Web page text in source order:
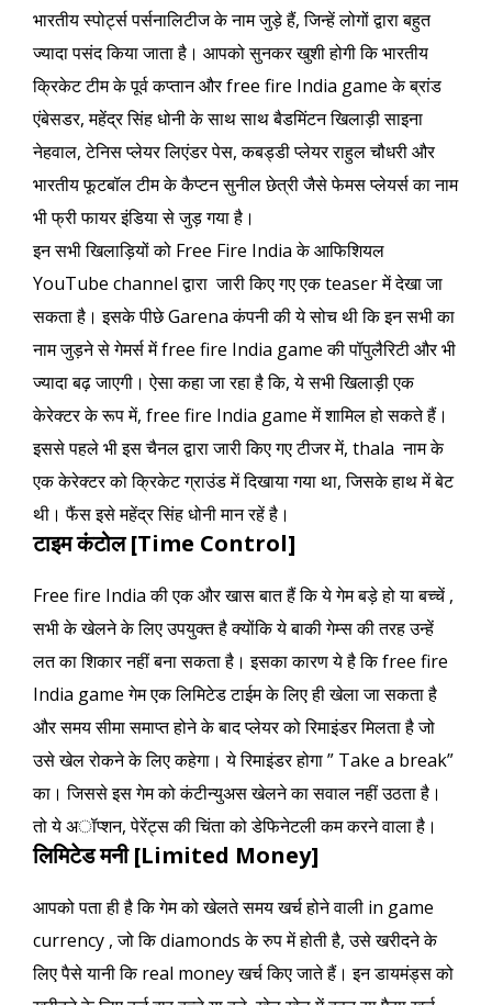
भारतीय स्पोर्ट्स पर्सनालिटीज के नाम जुड़े हैं, जिन्हें लोगों द्वारा बहुत
ज्यादा पसंद किया जाता है। आपको सुनकर खुशी होगी कि भारतीय
क्रिकेट टीम के पूर्व कप्तान और free fire India game के ब्रांड
एंबेसडर, महेंद्र सिंह धोनी के साथ साथ बैडमिंटन खिलाड़ी साइना
नेहवाल, टेनिस प्लेयर लिएंडर पेस, कबड्डी प्लेयर राहुल चौधरी और
भारतीय फूटबॉल टीम के कैप्टन सुनील छेत्री जैसे फेमस प्लेयर्स का नाम
भी फ्री फायर इंडिया से जुड़ गया है।
इन सभी खिलाड़ियों को Free Fire India के आफिशियल
YouTube channel द्वारा जारी किए गए एक teaser में देखा जा
सकता है। इसके पीछे Garena कंपनी की ये सोच थी कि इन सभी का
नाम जुड़ने से गेमर्स में free fire India game की पॉपुलैरिटी और भी
ज्यादा बढ़ जाएगी। ऐसा कहा जा रहा है कि, ये सभी खिलाड़ी एक
केरेक्टर के रूप में, free fire India game में शामिल हो सकते हैं।
इससे पहले भी इस चैनल द्वारा जारी किए गए टीजर में, thala नाम के
एक केरेक्टर को क्रिकेट ग्राउंड में दिखाया गया था, जिसके हाथ में बेट
थी। फैंस इसे महेंद्र सिंह धोनी मान रहें है।
टाइम कंटोल [Time Control]
Free fire India की एक और खास बात हैं कि ये गेम बड़े हो या बच्चें ,
सभी के खेलने के लिए उपयुक्त है क्योंकि ये बाकी गेम्स की तरह उन्हें
लत का शिकार नहीं बना सकता है। इसका कारण ये है कि free fire
India game गेम एक लिमिटेड टाईम के लिए ही खेला जा सकता है
और समय सीमा समाप्त होने के बाद प्लेयर को रिमाइंडर मिलता है जो
उसे खेल रोकने के लिए कहेगा। ये रिमाइंडर होगा ” Take a break”
का। जिससे इस गेम को कंटीन्युअस खेलने का सवाल नहीं उठता है।
तो ये अॉप्शन, पेरेंट्स की चिंता को डेफिनेटली कम करने वाला है।
लिमिटेड मनी [Limited Money]
आपको पता ही है कि गेम को खेलते समय खर्च होने वाली in game
currency , जो कि diamonds के रुप में होती है, उसे खरीदने के
लिए पैसे यानी कि real money खर्च किए जाते हैं। इन डायमंड्स को